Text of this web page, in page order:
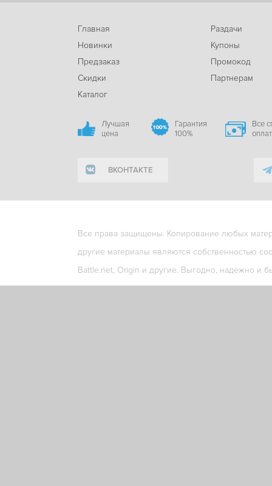
Главная
Новинки
Предзаказ
Скидки
Каталог
Раздачи
Купоны
Промокод
Партнерам
Лучшая
цена
Гарантия
100%
Все
ВКОНТАКТЕ
Все права защищены. Копирование любых
другие материалы являются собственностью
Battle.net, Origin и другие. Выгодно, надежно и